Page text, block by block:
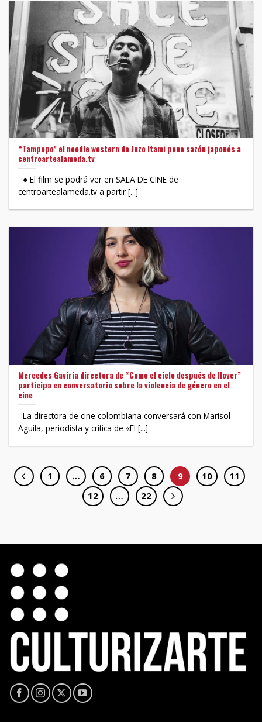
“Tampopo” el noodle western de Juzo Itami pone sazón japonés a
centroartealameda.tv
● El film se podrá ver en SALA DE CINE de
centroartealameda.tv a partir [...]
Mercedes Gaviria directora de “Como el cielo después de llover”
participa en conversatorio sobre la violencia de género en el
cine
La directora de cine colombiana conversará con Marisol
Aguila, periodista y crítica de «El [...]
1 … 6 7 8 9 10
11
12
… 22